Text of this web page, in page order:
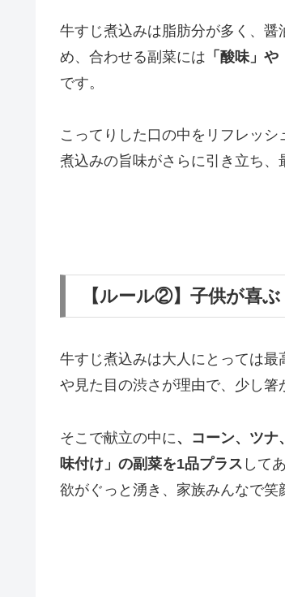
牛すじ煮込みは脂肪分が多く、
め、合わせる副菜には 「酸味」
です。
こってりした口の中をリフレッ
煮込みの旨味がさらに引き立ち、
【ルール②】子供が喜
牛すじ煮込みは大人にとっては
や見た目の渋さが理由で、少し箸
そこで献立の中に 、コーン、ツナ
味付け」の副菜を1品プラス して
欲がぐっと湧き、家族みんなで笑